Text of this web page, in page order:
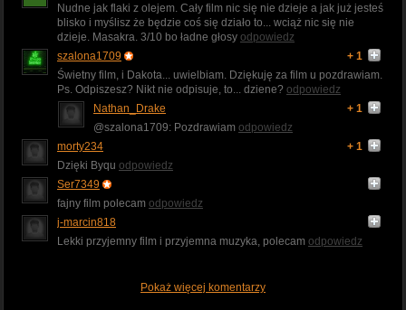
Nudne jak flaki z olejem. Cały film nic się nie dzieje a jak już jesteś
blisko i myślisz że będzie coś się działo to... wciąż nic się nie
dzieje. Masakra. 3/10 bo ładne głosy odpowiedz
szalona1709
+ 1
Świetny film, i Dakota... uwielbiam. Dziękuję za film u pozdrawiam.
Ps. Odpiszesz? Nikt nie odpisuje, to... dziene? odpowiedz
Nathan_Drake
+ 1
@szalona1709: Pozdrawiam odpowiedz
morty234
+ 1
Dzięki Byqu odpowiedz
Ser7349
fajny film polecam odpowiedz
j-marcin818
Lekki przyjemny film i przyjemna muzyka, polecam odpowiedz
Pokaż więcej komentarzy